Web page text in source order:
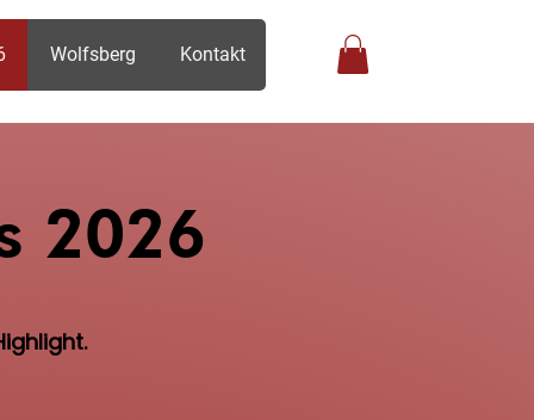
Wolfsberg Kontakt
2026